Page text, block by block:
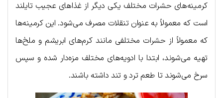
کرمینه‌های حشرات مختلف یکی دیگر از غذاهای عجیب تایلند
است که معمولاً به عنوان تنقلات مصرف می‌شود. این کرمینه‌ها
که معمولاً از حشرات مختلفی مانند کرم‌های ابریشم و ملخ‌ها
تهیه می‌شوند، ابتدا با ادویه‌های مختلف مزه‌دار شده و سپس
سرخ می‌شوند تا طعم ترد و تند داشته باشند.